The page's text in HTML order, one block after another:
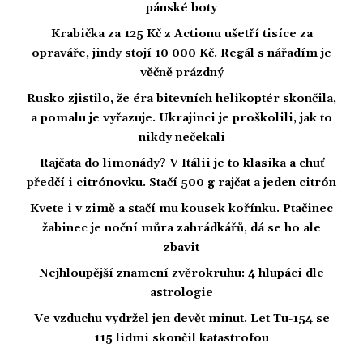
pánské boty
Krabička za 125 Kč z Actionu ušetří tisíce za
opraváře, jindy stojí 10 000 Kč. Regál s nářadím je
věčně prázdný
Rusko zjistilo, že éra bitevních helikoptér skončila,
a pomalu je vyřazuje. Ukrajinci je proškolili, jak to
nikdy nečekali
Rajčata do limonády? V Itálii je to klasika a chuť
předčí i citrónovku. Stačí 500 g rajčat a jeden citrón
Kvete i v zimě a stačí mu kousek kořínku. Ptačinec
žabinec je noční můra zahrádkářů, dá se ho ale
zbavit
Nejhloupější znamení zvěrokruhu: 4 hlupáci dle
astrologie
Ve vzduchu vydržel jen devět minut. Let Tu-154 se
115 lidmi skončil katastrofou